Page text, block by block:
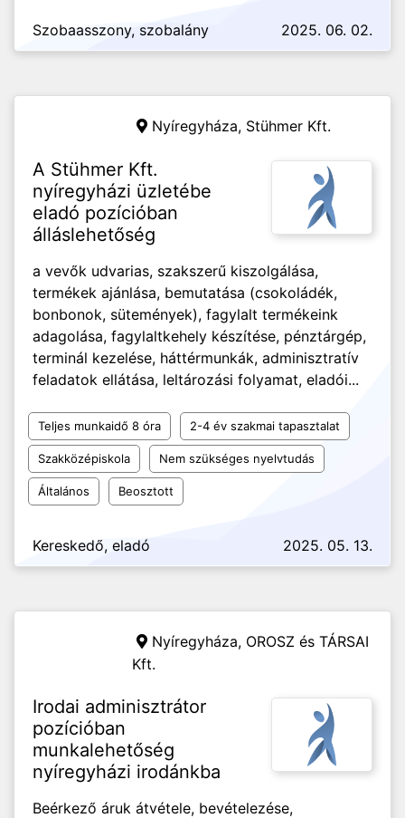
Szobaasszony, szobalány 2025. 06. 02.
Nyíregyháza, Stühmer Kft.
A Stühmer Kft.
nyíregyházi üzletébe
eladó pozícióban
álláslehetőség
a vevők udvarias, szakszerű kiszolgálása,
termékek ajánlása, bemutatása (csokoládék,
bonbonok, sütemények), fagylalt termékeink
adagolása, fagylaltkehely készítése, pénztárgép,
terminál kezelése, háttérmunkák, adminisztratív
feladatok ellátása, leltározási folyamat, eladói...
Teljes munkaidő 8 óra 2-4 év szakmai tapasztalat
Szakközépiskola Nem szükséges nyelvtudás
Általános Beosztott
Kereskedő, eladó 2025. 05. 13.
Nyíregyháza, OROSZ és TÁRSAI
Kft.
Irodai adminisztrátor
pozícióban
munkalehetőség
nyíregyházi irodánkba
Beérkező áruk átvétele, bevételezése,